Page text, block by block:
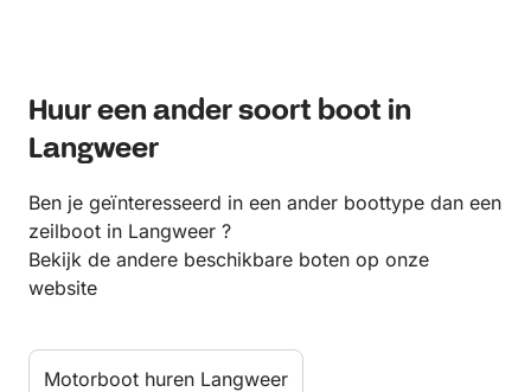
Huur een ander soort boot in
Langweer
Ben je geïnteresseerd in een ander boottype dan een
zeilboot in Langweer ?
Bekijk de andere beschikbare boten op onze
website
Motorboot huren Langweer